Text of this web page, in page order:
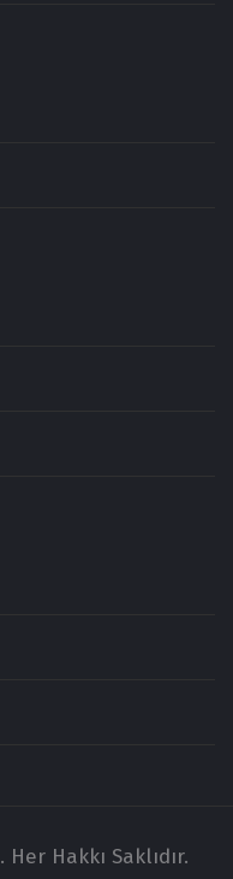
. Her Hakkı Saklıdır.